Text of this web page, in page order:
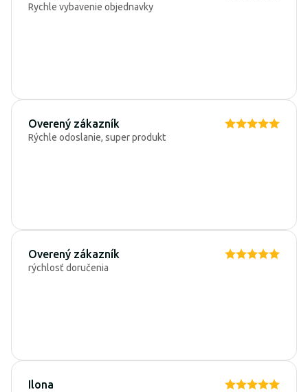
Rychle vybavenie objednavky
Overený zákazník
Rýchle odoslanie, super produkt
Overený zákazník
rýchlosť doručenia
Ilona